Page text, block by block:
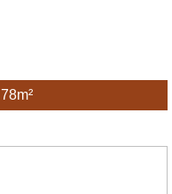
78m²